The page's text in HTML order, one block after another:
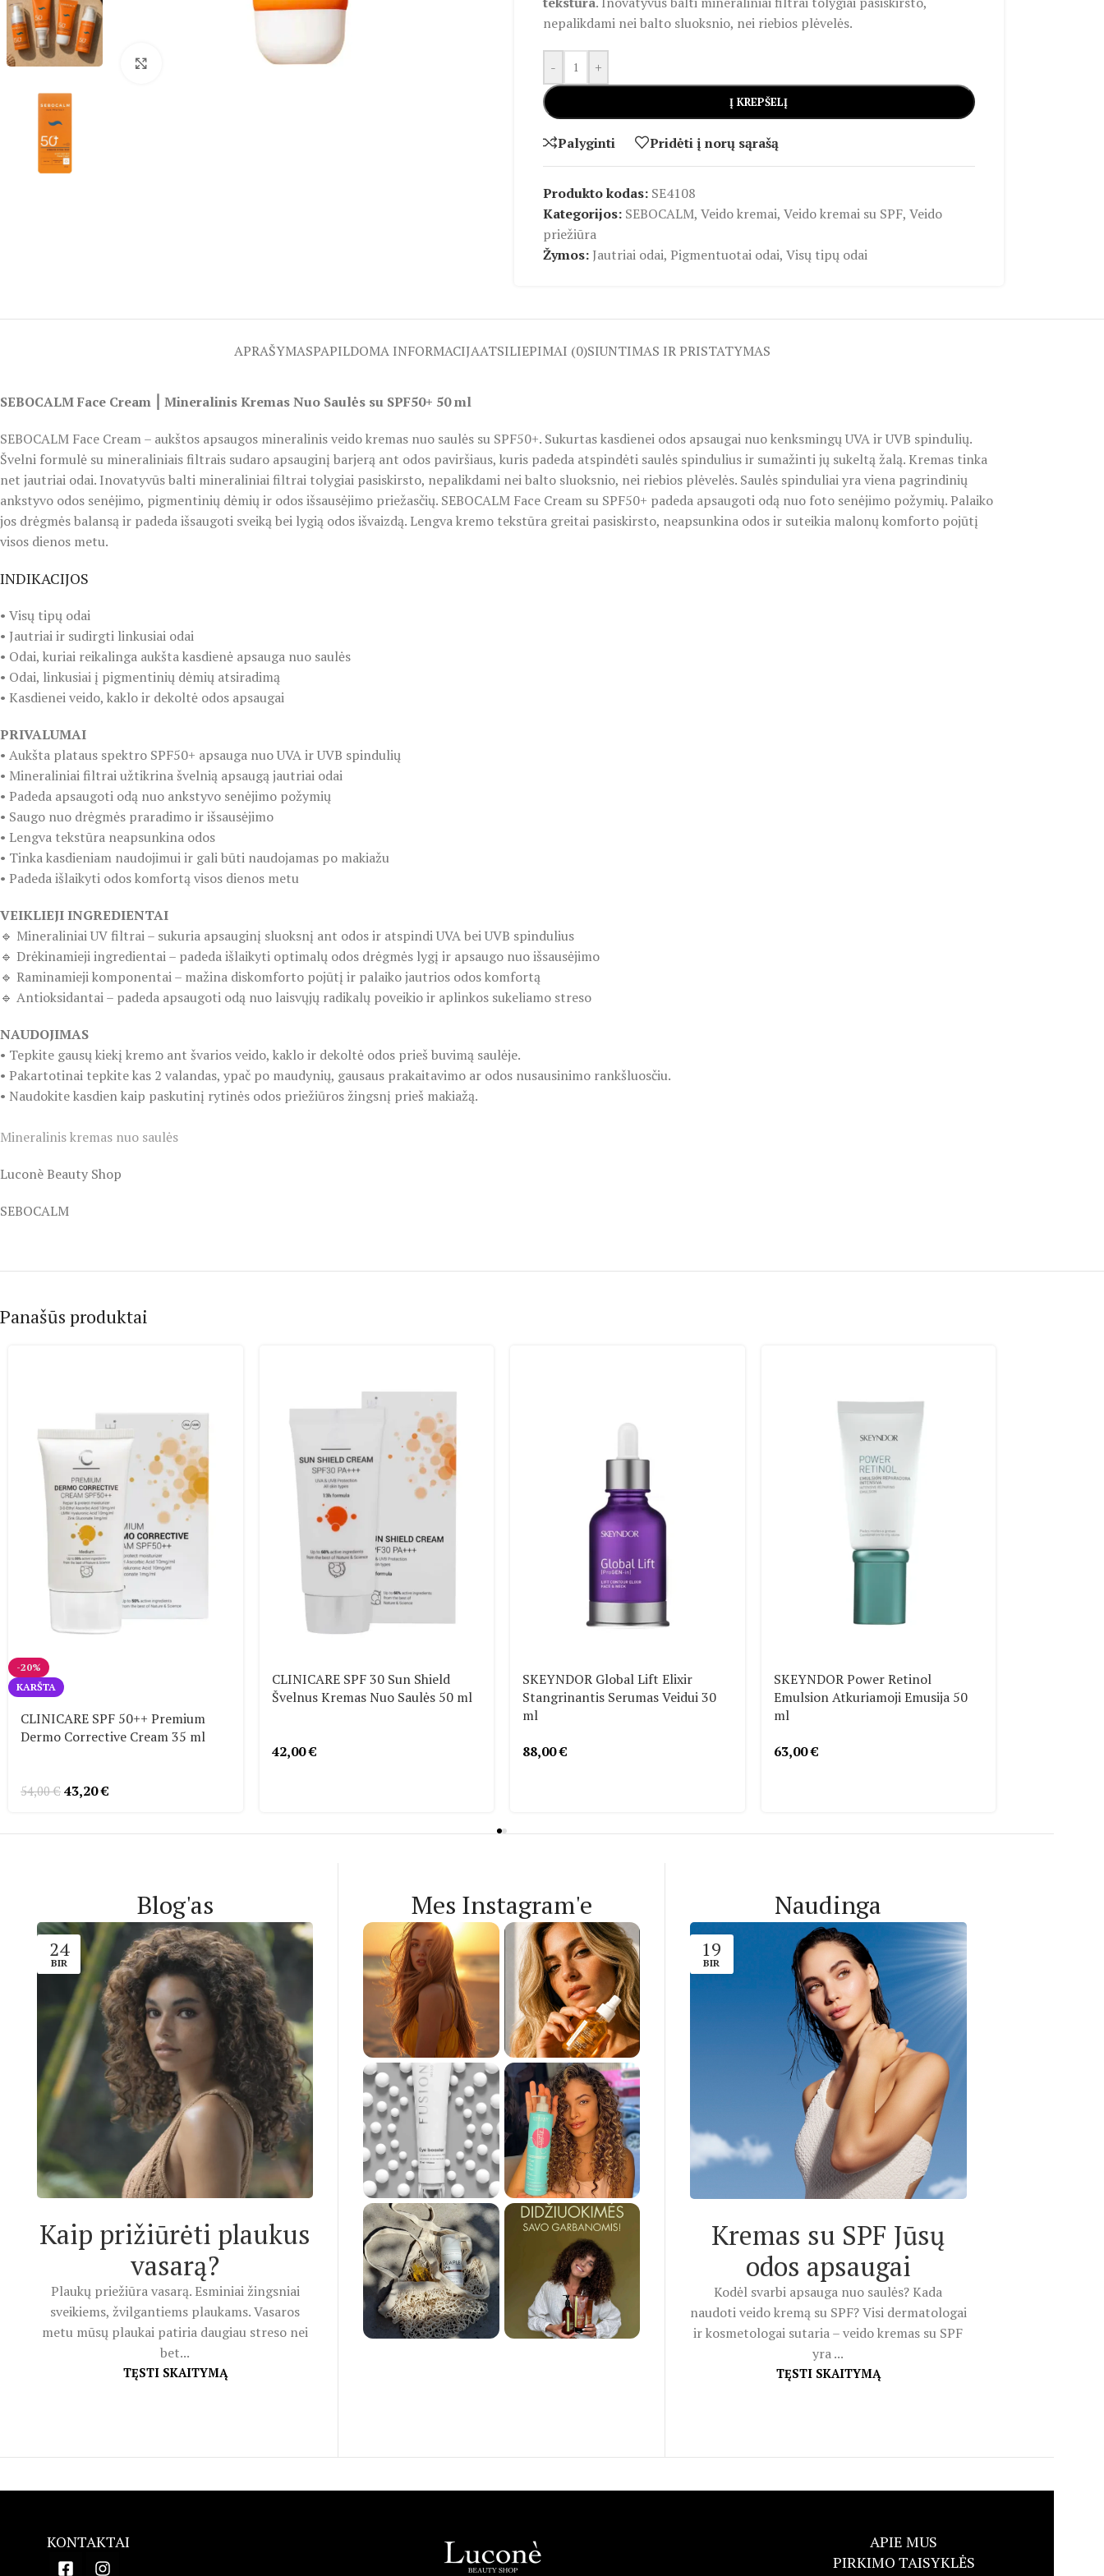
Spustelėkite, kad padidintumėte
nepalikdami nei balto sluoksnio, nei riebios plėvelės.
- +
Į KREPŠELĮ
Palyginti Pridėti į norų sąrašą
Produkto kodas: SE4108
Kategorijos: SEBOCALM, Veido kremai, Veido kremai su SPF, Veido
priežiūra
Žymos: Jautriai odai, Pigmentuotai odai, Visų tipų odai
APRAŠYMASPAPILDOMA INFORMACIJAATSILIEPIMAI (0)SIUNTIMAS IR PRISTATYMAS
SEBOCALM Face Cream ⎮ Mineralinis Kremas Nuo Saulės su SPF50+ 50 ml
SEBOCALM Face Cream – aukštos apsaugos mineralinis veido kremas nuo saulės su SPF50+. Sukurtas kasdienei odos apsaugai nuo kenksmingų UVA ir UVB spindulių.
Švelni formulė su mineraliniais filtrais sudaro apsauginį barjerą ant odos paviršiaus, kuris padeda atspindėti saulės spindulius ir sumažinti jų sukeltą žalą. Kremas tinka
net jautriai odai. Inovatyvūs balti mineraliniai filtrai tolygiai pasiskirsto, nepalikdami nei balto sluoksnio, nei riebios plėvelės. Saulės spinduliai yra viena pagrindinių
ankstyvo odos senėjimo, pigmentinių dėmių ir odos išsausėjimo priežasčių. SEBOCALM Face Cream su SPF50+ padeda apsaugoti odą nuo foto senėjimo požymių. Palaiko
jos drėgmės balansą ir padeda išsaugoti sveiką bei lygią odos išvaizdą. Lengva kremo tekstūra greitai pasiskirsto, neapsunkina odos ir suteikia malonų komforto pojūtį
visos dienos metu.
INDIKACIJOS
• Visų tipų odai
• Jautriai ir sudirgti linkusiai odai
• Odai, kuriai reikalinga aukšta kasdienė apsauga nuo saulės
• Odai, linkusiai į pigmentinių dėmių atsiradimą
• Kasdienei veido, kaklo ir dekoltė odos apsaugai
PRIVALUMAI
• Aukšta plataus spektro SPF50+ apsauga nuo UVA ir UVB spindulių
• Mineraliniai filtrai užtikrina švelnią apsaugą jautriai odai
• Padeda apsaugoti odą nuo ankstyvo senėjimo požymių
• Saugo nuo drėgmės praradimo ir išsausėjimo
• Lengva tekstūra neapsunkina odos
• Tinka kasdieniam naudojimui ir gali būti naudojamas po makiažu
• Padeda išlaikyti odos komfortą visos dienos metu
VEIKLIEJI INGREDIENTAI
🔹 Mineraliniai UV filtrai – sukuria apsauginį sluoksnį ant odos ir atspindi UVA bei UVB spindulius
🔹 Drėkinamieji ingredientai – padeda išlaikyti optimalų odos drėgmės lygį ir apsaugo nuo išsausėjimo
🔹 Raminamieji komponentai – mažina diskomforto pojūtį ir palaiko jautrios odos komfortą
🔹 Antioksidantai – padeda apsaugoti odą nuo laisvųjų radikalų poveikio ir aplinkos sukeliamo streso
NAUDOJIMAS
• Tepkite gausų kiekį kremo ant švarios veido, kaklo ir dekoltė odos prieš buvimą saulėje.
• Pakartotinai tepkite kas 2 valandas, ypač po maudynių, gausaus prakaitavimo ar odos nusausinimo rankšluosčiu.
• Naudokite kasdien kaip paskutinį rytinės odos priežiūros žingsnį prieš makiažą.
Mineralinis kremas nuo saulės
Luconè Beauty Shop
SEBOCALM
Panašūs produktai
-20%
KARŠTA
CLINICARE SPF 50++ Premium
Dermo Corrective Cream 35 ml
54,00€ 43,20€
CLINICARE SPF 30 Sun Shield
Švelnus Kremas Nuo Saulės 50 ml
42,00€
SKEYNDOR Global Lift Elixir
Stangrinantis Serumas Veidui 30
ml
88,00€
SKEYNDOR Power Retinol
Emulsion Atkuriamoji Emusija 50
ml
63,00€
Blog'as
24
BIR
Kaip prižiūrėti plaukus
vasarą?
Plaukų priežiūra vasarą. Esminiai žingsniai
sveikiems, žvilgantiems plaukams. Vasaros
metu mūsų plaukai patiria daugiau streso nei
bet...
TĘSTI SKAITYMĄ
Mes Instagram'e Naudinga
19
BIR
Kremas su SPF Jūsų
odos apsaugai
Kodėl svarbi apsauga nuo saulės? Kada
naudoti veido kremą su SPF? Visi dermatologai
ir kosmetologai sutaria – veido kremas su SPF
yra ...
TĘSTI SKAITYMĄ
KONTAKTAI
APIE MUS
PIRKIMO TAISYKLĖS